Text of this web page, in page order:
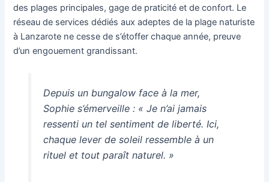
des plages principales, gage de praticité et de confort. Le
réseau de services dédiés aux adeptes de la plage naturiste
à Lanzarote ne cesse de s’étoffer chaque année, preuve
d’un engouement grandissant.
Depuis un bungalow face à la mer,
Sophie s’émerveille : « Je n’ai jamais
ressenti un tel sentiment de liberté. Ici,
chaque lever de soleil ressemble à un
rituel et tout paraît naturel. »